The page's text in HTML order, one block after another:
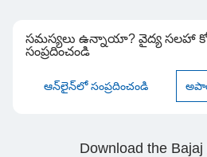
సమస్యలు ఉన్నాయా? వైద్య సలహా
సంప్రదించండి
ఆన్‌లైన్‌లో సంప్రదించండి
Download the